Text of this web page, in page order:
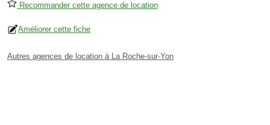
Recommander cette agence de location
Améliorer cette fiche
Autres agences de location à La Roche-sur-Yon